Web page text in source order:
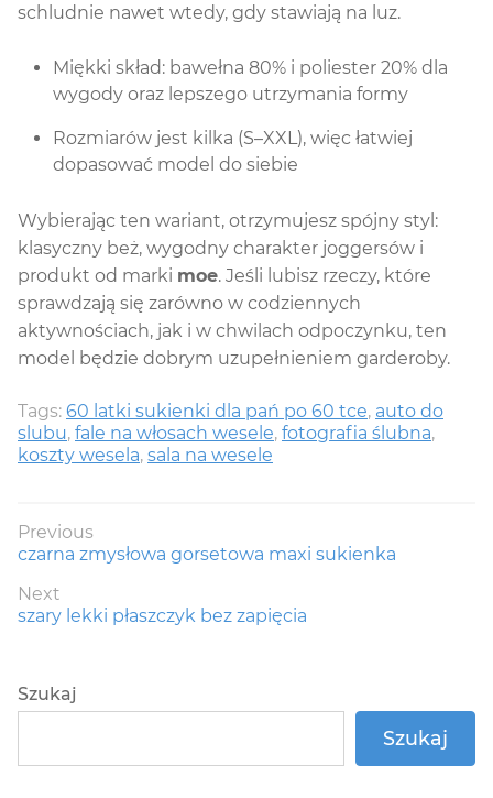
schludnie nawet wtedy, gdy stawiają na luz.
Miękki skład: bawełna 80% i poliester 20% dla
wygody oraz lepszego utrzymania formy
Rozmiarów jest kilka (S–XXL), więc łatwiej
dopasować model do siebie
Wybierając ten wariant, otrzymujesz spójny styl:
klasyczny beż, wygodny charakter joggersów i
produkt od marki moe. Jeśli lubisz rzeczy, które
sprawdzają się zarówno w codziennych
aktywnościach, jak i w chwilach odpoczynku, ten
model będzie dobrym uzupełnieniem garderoby.
Tags: 60 latki sukienki dla pań po 60 tce, auto do
slubu, fale na włosach wesele, fotografia ślubna,
koszty wesela, sala na wesele
Nawigacja
wpisu
Previous
Previous
czarna zmysłowa gorsetowa maxi sukienka
Next
Next
szary lekki płaszczyk bez zapięcia
Szukaj
Szukaj